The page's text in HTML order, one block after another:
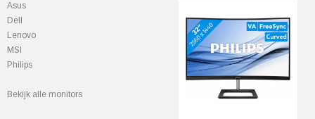
Asus
Dell
Lenovo
MSI
Philips
Bekijk alle monitors